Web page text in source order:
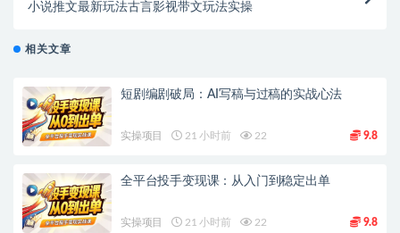
小说推文最新玩法古言影视带文玩法实操
相关文章
短剧编剧破局：AI写稿与过稿的实战心法
实操项目 21 小时前 22 9.8
全平台投手变现课：从入门到稳定出单
实操项目 21 小时前 22 9.8